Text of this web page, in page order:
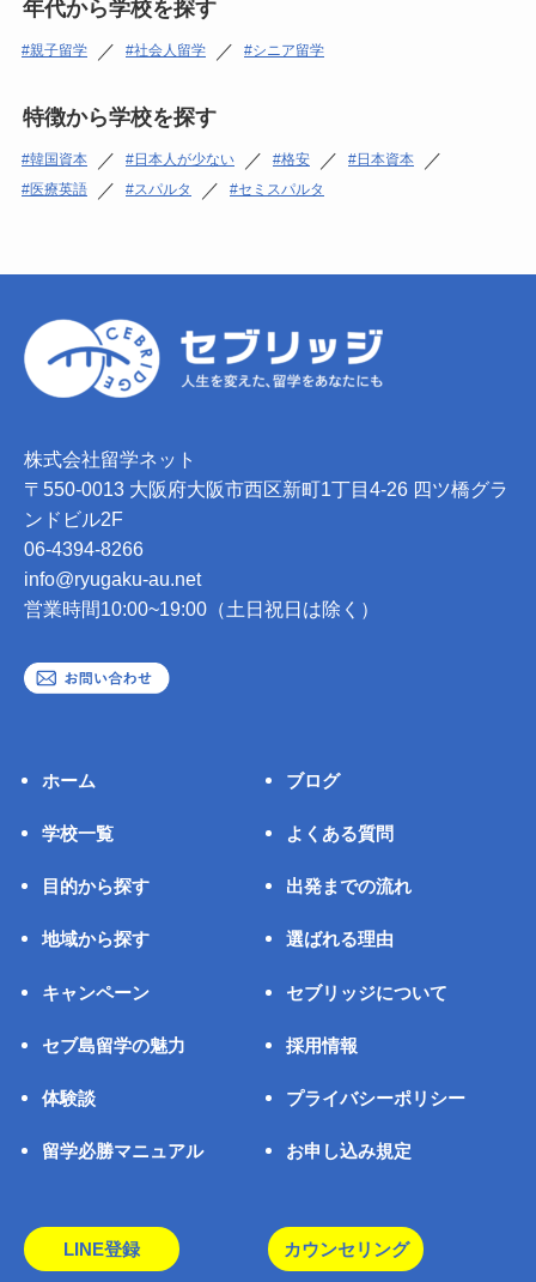
年代から学校を探す
親子留学 ／ 社会人留学 ／ シニア留学
特徴から学校を探す
韓国資本 ／ 日本人が少ない ／ 格安 ／ 日本資本 ／
医療英語 ／ スパルタ ／ セミスパルタ
株式会社留学ネット
〒550-0013 大阪府大阪市西区新町1丁目4-26 四ツ橋グラ
ンドビル2F
06-4394-8266
info@ryugaku-au.net
営業時間10:00~19:00（土日祝日は除く）
ホーム
学校一覧
目的から探す
地域から探す
キャンペーン
セブ島留学の魅力
体験談
留学必勝マニュアル
ブログ
よくある質問
出発までの流れ
選ばれる理由
セブリッジについて
採用情報
プライバシーポリシー
お申し込み規定
LINE登録 カウンセリング